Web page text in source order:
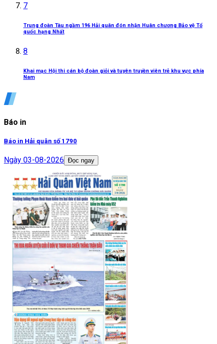
7
Trung đoàn Tàu ngầm 196 Hải quân đón nhận Huân chương Bảo vệ Tổ
quốc hạng Nhất
8
Khai mạc Hội thi cán bộ đoàn giỏi và tuyên truyền viên trẻ khu vực phía
Nam
Báo in
Báo in Hải quân số 1790
Ngày 03-08-2026 Đọc ngay